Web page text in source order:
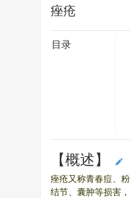
痤疮
目录
【概述】
痤疮又称青春痘、
结节、囊肿等损害